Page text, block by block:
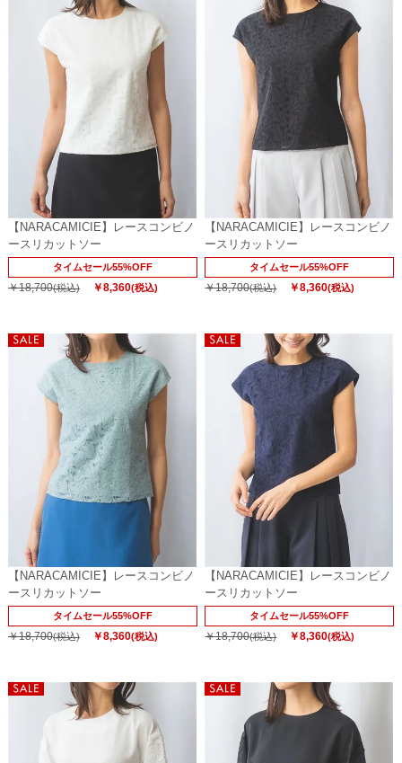
【NARACAMICIE】レースコンビノ
ースリカットソー
タイムセール55%OFF
￥18,700(税込) ￥8,360(税込)
【NARACAMICIE】レースコンビノ
ースリカットソー
タイムセール55%OFF
￥18,700(税込) ￥8,360(税込)
【NARACAMICIE】レースコンビノ
ースリカットソー
タイムセール55%OFF
￥18,700(税込) ￥8,360(税込)
【NARACAMICIE】レースコンビノ
ースリカットソー
タイムセール55%OFF
￥18,700(税込) ￥8,360(税込)